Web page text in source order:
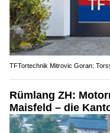
TFTortechnik Mitrovic Goran:
Rümlang ZH:
Maisfeld – die